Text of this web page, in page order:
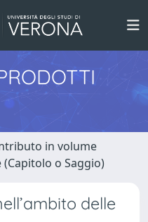
in volume
o Saggio)
delle